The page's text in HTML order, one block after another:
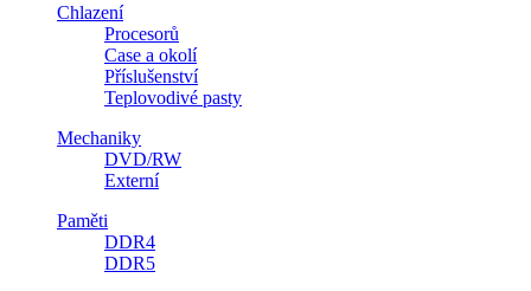
Chlazení
Procesorů
Case a okolí
Příslušenství
Teplovodivé pasty
Mechaniky
DVD/RW
Externí
Paměti
DDR4
DDR5